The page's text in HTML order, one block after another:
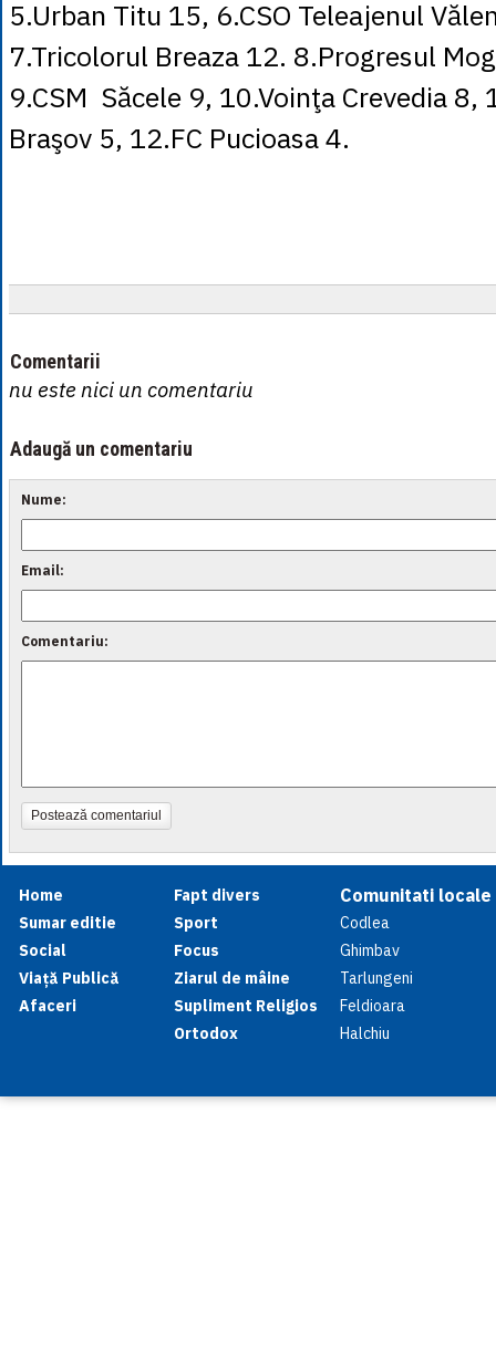
5.Urban Titu 15, 6.CSO Teleajenul
7.Tricolorul Breaza 12. 8.Progresul
9.CSM Săcele 9, 10.Voinţa Crevedia 8,
Braşov 5, 12.FC Pucioasa 4.
Comentarii
nu este nici un comentariu
Adaugă un comentariu
Nume:
Email:
Comentariu:
Postează comentariul
Home
Sumar editie
Social
Viață Publică
Afaceri
Fapt divers
Sport
Focus
Ziarul de mâine
Supliment Religios
Ortodox
Comunitati locale
Codlea
Ghimbav
Tarlungeni
Feldioara
Halchiu